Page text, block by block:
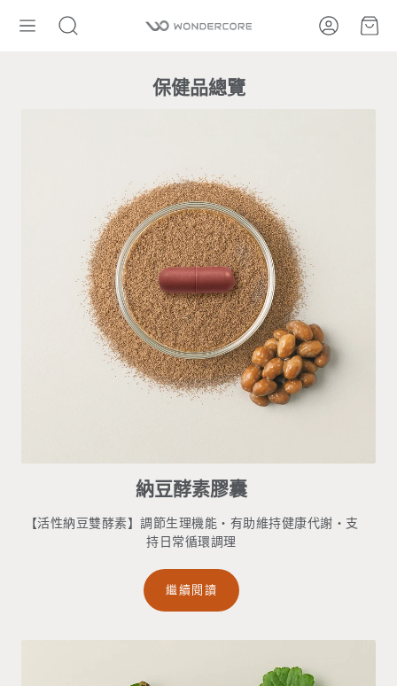
搜
帳號 購
保健品總覽
納豆酵素膠囊
【活性納豆雙酵素】調節生理機能・有助維持健康代謝・支
持日常循環調理
繼續閱讀